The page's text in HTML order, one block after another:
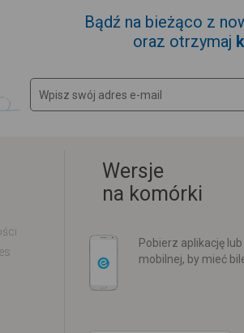
Bądź na bieżąco z
oraz otrzymaj
Wersje
na komórki
Pobierz aplikację
mobilnej, by mieć